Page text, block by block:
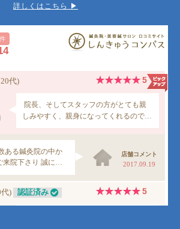
詳しくはこちら ▶︎